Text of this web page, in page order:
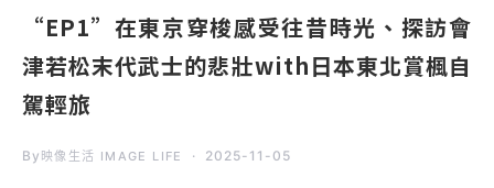
“EP1”在東京穿梭感受往昔時光、探訪會
津若松末代武士的悲壯with日本東北賞楓自
駕輕旅
By 映像生活 IMAGE LIFE 2025-11-05